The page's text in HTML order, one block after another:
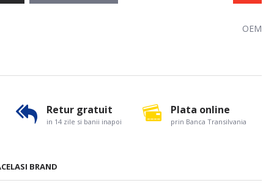
OEM
BRAND
Retur gratuit
in 14 zile si banii inapoi
Plata online
prin Banca Transilvania